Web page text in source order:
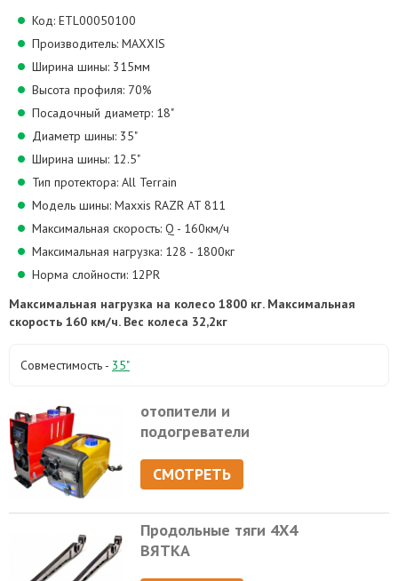
Код: ETL00050100
Производитель: MAXXIS
Ширина шины: 315мм
Высота профиля: 70%
Посадочный диаметр: 18"
Диаметр шины: 35"
Ширина шины: 12.5"
Тип протектора: All Terrain
Модель шины: Maxxis RAZR AT 811
Максимальная скорость: Q - 160км/ч
Максимальная нагрузка: 128 - 1800кг
Норма слойности: 12PR
Максимальная нагрузка на колесо 1800 кг. Максимальная
скорость 160 км/ч. Вес колеса 32,2кг
Совместимость - 35"
отопители и
подогреватели
СМОТРЕТЬ
Продольные тяги 4Х4
ВЯТКА